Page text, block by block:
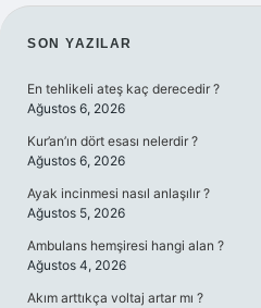
SIDEBAR
SON YAZILAR
En tehlikeli ateş kaç derecedir ?
Ağustos 6, 2026
Kur’an’ın dört esası nelerdir ?
Ağustos 6, 2026
Ayak incinmesi nasıl anlaşılır ?
Ağustos 5, 2026
Ambulans hemşiresi hangi alan ?
Ağustos 4, 2026
Akım arttıkça voltaj artar mı ?